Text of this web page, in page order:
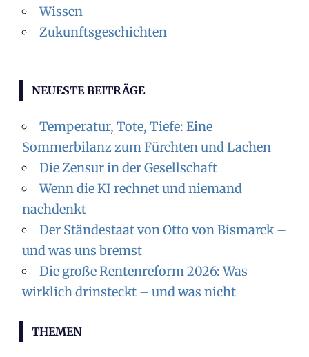
Wissen
Zukunftsgeschichten
NEUESTE BEITRÄGE
Temperatur, Tote, Tiefe: Eine
Sommerbilanz zum Fürchten und Lachen
Die Zensur in der Gesellschaft
Wenn die KI rechnet und niemand
nachdenkt
Der Ständestaat von Otto von Bismarck –
und was uns bremst
Die große Rentenreform 2026: Was
wirklich drinsteckt – und was nicht
THEMEN